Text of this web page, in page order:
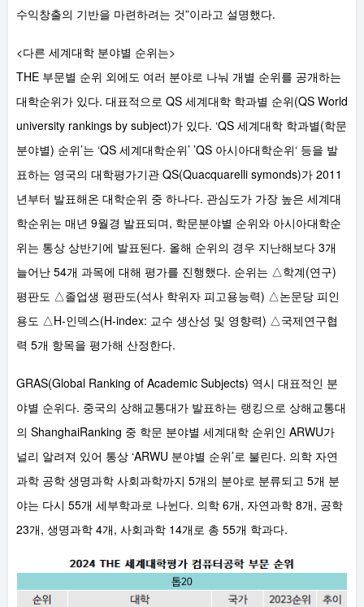
수익창출의 기반을 마련하려는 것”이라고 설명했다.
<다른 세계대학 분야별 순위는>
THE 부문별 순위 외에도 여러 분야로 나눠 개별 순위를 공개하는
대학순위가 있다. 대표적으로 QS 세계대학 학과별 순위(QS World
university rankings by subject)가 있다. ‘QS 세계대학 학과별(학문
분야별) 순위’는 ‘QS 세계대학순위’ ’QS 아시아대학순위‘ 등을 발
표하는 영국의 대학평가기관 QS(Quacquarelli symonds)가 2011
년부터 발표해온 대학순위 중 하나다. 관심도가 가장 높은 세계대
학순위는 매년 9월경 발표되며, 학문분야별 순위와 아시아대학순
위는 통상 상반기에 발표된다. 올해 순위의 경우 지난해보다 3개
늘어난 54개 과목에 대해 평가를 진행했다. 순위는 △학계(연구)
평판도 △졸업생 평판도(석사 학위자 피고용능력) △논문당 피인
용도 △H-인덱스(H-index: 교수 생산성 및 영향력) △국제연구협
력 5개 항목을 평가해 산정한다.
GRAS(Global Ranking of Academic Subjects) 역시 대표적인 분
야별 순위다. 중국의 상해교통대가 발표하는 랭킹으로 상해교통대
의 ShanghaiRanking 중 학문 분야별 세계대학 순위인 ARWU가
널리 알려져 있어 통상 ‘ARWU 분야별 순위’로 불린다. 의학 자연
과학 공학 생명과학 사회과학까지 5개의 분야로 분류되고 5개 분
야는 다시 55개 세부학과로 나뉜다. 의학 6개, 자연과학 8개, 공학
23개, 생명과학 4개, 사회과학 14개로 총 55개 학과다.